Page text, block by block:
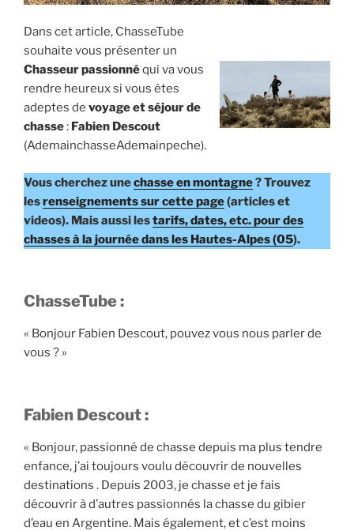
à
v
o
i
r
p
o
r
é
v
i
u
v
u
s
a
r
r
Dans cet article, ChasseTube
souhaite vous présenter un
Chasseur passionnéqui va vous
rendre heureux si vous êtes
adeptes de voyage et séjour de
chasse: Fabien Descout
(AdemainchasseAdemainpeche).
Vous cherchez unechasse en montagne? Trouvez
lesrenseignements sur cette page(articles et
videos). Mais aussi lestarifs, dates, etc. pour des
chasses à la journée dans les Hautes-Alpes (05).
ChasseTube :
« Bonjour Fabien Descout, pouvez vous nous parler de
vous ? »
Fabien Descout :
« Bonjour, passionné de chasse depuis ma plus tendre
enfance, j’ai toujours voulu découvrir de nouvelles
destinations . Depuis 2003, je chasse et je fais
découvrir à d’autres passionnés la chasse du gibier
d’eau en Argentine. Mais également, et c’est moins